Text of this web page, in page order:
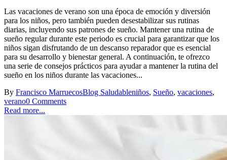
Las vacaciones de verano son una época de emoción y diversión
para los niños, pero también pueden desestabilizar sus rutinas
diarias, incluyendo sus patrones de sueño. Mantener una rutina de
sueño regular durante este periodo es crucial para garantizar que los
niños sigan disfrutando de un descanso reparador que es esencial
para su desarrollo y bienestar general. A continuación, te ofrezco
una serie de consejos prácticos para ayudar a mantener la rutina del
sueño en los niños durante las vacaciones...
By Francisco MarruecosBlog Saludableniños, Sueño, vacaciones,
verano0 Comments
Read more...